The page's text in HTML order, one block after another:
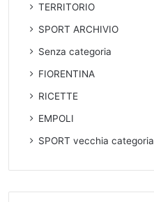
TERRITORIO
SPORT ARCHIVIO
Senza categoria
FIORENTINA
RICETTE
EMPOLI
SPORTvecchia categoria